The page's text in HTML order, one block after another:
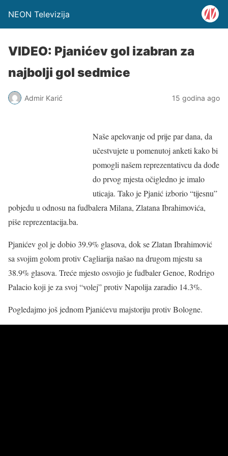
NEON Televizija
VIDEO: Pjanićev gol izabran za
najbolji gol sedmice
Admir Karić 15 godina ago
Naše apelovanje od prije par dana, da
učestvujete u pomenutoj anketi kako bi
pomogli našem reprezentativcu da dođe
do prvog mjesta očigledno je imalo
uticaja. Tako je Pjanić izborio “tijesnu”
pobjedu u odnosu na fudbalera Milana, Zlatana Ibrahimovića,
piše reprezentacija.ba.
Pjanićev gol je dobio 39.9% glasova, dok se Zlatan Ibrahimović
sa svojim golom protiv Cagliarija našao na drugom mjestu sa
38.9% glasova. Treće mjesto osvojio je fudbaler Genoe, Rodrigo
Palacio koji je za svoj “volej” protiv Napolija zaradio 14.3%.
Pogledajmo još jednom Pjanićevu majstoriju protiv Bologne.